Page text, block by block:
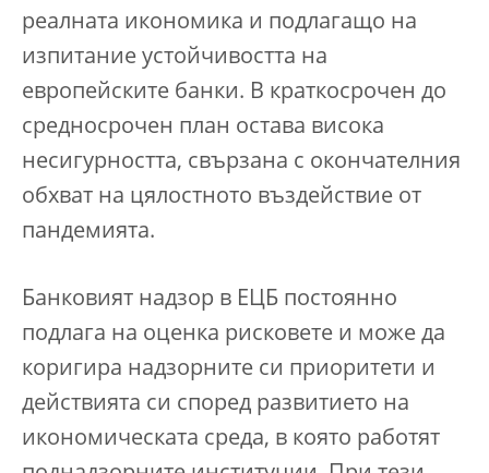
реалната икономика и подлагащо на
изпитание устойчивостта на
европейските банки. В краткосрочен до
средносрочен план остава висока
несигурността, свързана с окончателния
обхват на цялостното въздействие от
пандемията.
Банковият надзор в ЕЦБ постоянно
подлага на оценка рисковете и може да
коригира надзорните си приоритети и
действията си според развитието на
икономическата среда, в която работят